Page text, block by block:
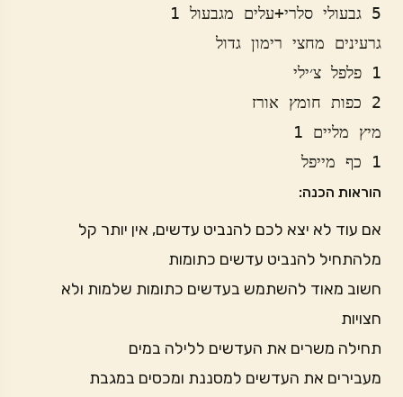
1 כף מייפל
הוראות הכנה:
אם עוד לא יצא לכם להנביט עדשים, אין יותר קל
מלהתחיל להנביט עדשים כתומות
חשוב מאוד להשתמש בעדשים כתומות שלמות ולא
חצויות
תחילה משרים את העדשים ללילה במים
מעבירים את העדשים למסננת ומכסים במגבת